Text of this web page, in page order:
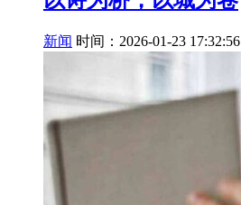
新闻 时间：2026-01-23 17:32:56